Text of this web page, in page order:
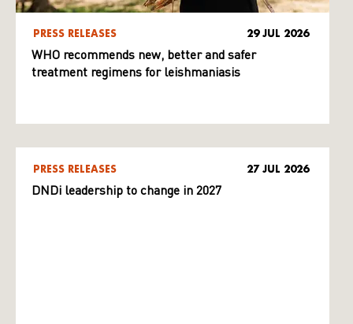
PRESS RELEASES 29 JUL 2026
WHO recommends new, better and safer
treatment regimens for leishmaniasis
PRESS RELEASES 27 JUL 2026
DNDi leadership to change in 2027